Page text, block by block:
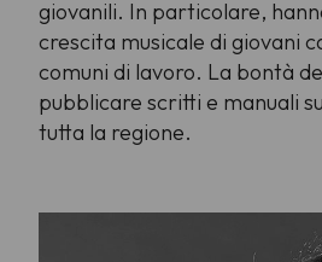
giovanili. In particolare,
crescita musicale di giovani
comuni di lavoro. La bontà
pubblicare scritti e manuali
tutta la regione.